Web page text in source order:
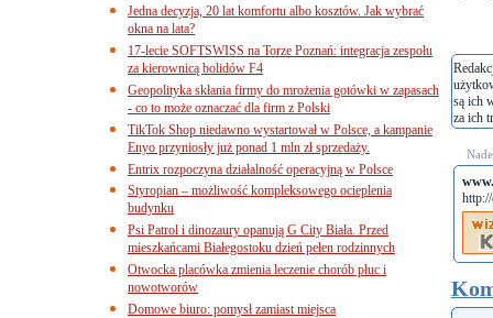
są ich
za ich
Jedna decyzja, 20 lat komfortu albo kosztów. Jak wybrać
okna na lata?
17-lecie SOFTSWISS na Torze Poznań: integracja zespołu
za kierownicą bolidów F4
Geopolityka skłania firmy do mrożenia gotówki w zapasach
- co to może oznaczać dla firm z Polski
TikTok Shop niedawno wystartował w Polsce, a kampanie
Enyo przyniosły już ponad 1 mln zł sprzedaży.
Entrix rozpoczyna działalność operacyjną w Polsce
Styropian – możliwość kompleksowego ocieplenia
budynku
Psi Patrol i dinozaury opanują G City Biała. Przed
mieszkańcami Białegostoku dzień pełen rodzinnych
Otwocka placówka zmienia leczenie chorób płuc i
nowotworów
Domowe biuro: pomysł zamiast miejsca